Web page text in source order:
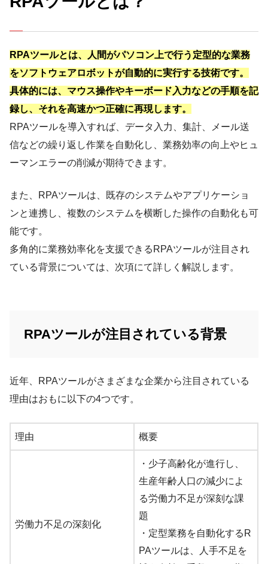
RPAツールとは、人間がパソコン上で行う定型的な業務
をソフトウェアロボットが自動的に実行する技術です。​
具体的には、マウス操作やキーボード入力などの手順を記
録し、それを高速かつ正確に再現します。​
RPAツールを導入すれば、データ入力、集計、メール送
信などの繰り返し作業を自動化し、業務効率の向上やヒュ
ーマンエラーの削減が期待できます。
また、RPAツールは、既存のシステムやアプリケーショ
ンと連携し、複数のシステムを横断した操作の自動化も可
能です。
多角的に業務効率化を支援できるRPAツールが注目され
ている背景については、次項にて詳しく解説します。
RPAツールが注目されている背景
近年、RPAツールがさまざまな企業から注目されている
理由はおもに以下の4つです。
理由 概要
労働力不足の深刻化
・少子高齢化が進行し、
生産年齢人口の減少によ
る労働力不足が深刻な課
題
・定型業務を自動化するR
PAツールは、人手不足を